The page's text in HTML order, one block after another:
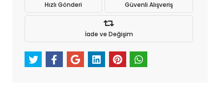
Hızlı Gönderi Güvenli Alışveriş
İade ve Değişim